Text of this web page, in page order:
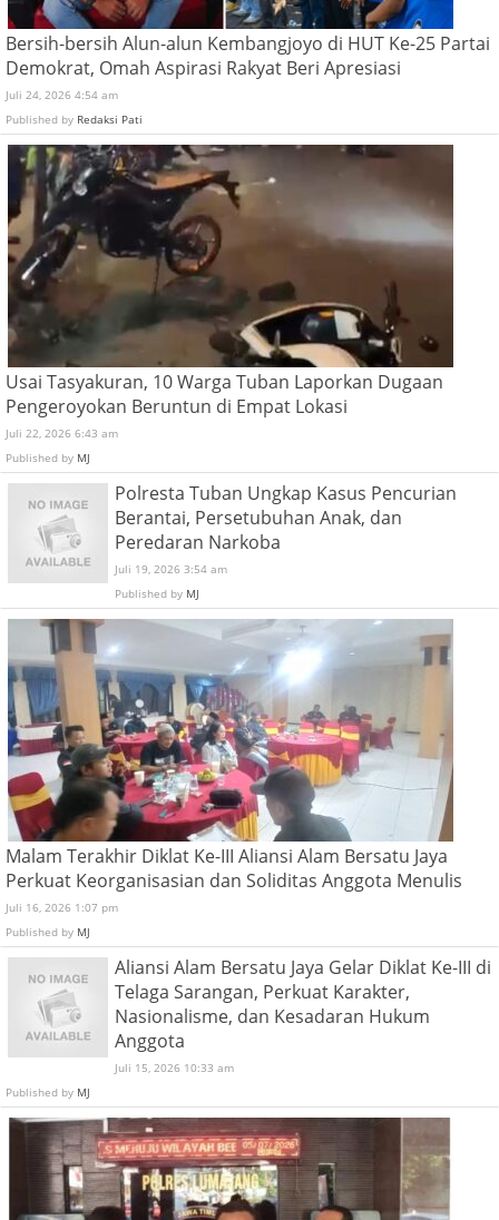
Bersih-bersih Alun-alun Kembangjoyo di HUT Ke-25 Partai
Demokrat, Omah Aspirasi Rakyat Beri Apresiasi
Juli 24, 2026 4:54 am
Published by Redaksi Pati
Usai Tasyakuran, 10 Warga Tuban Laporkan Dugaan
Pengeroyokan Beruntun di Empat Lokasi
Juli 22, 2026 6:43 am
Published by MJ
Polresta Tuban Ungkap Kasus Pencurian
Berantai, Persetubuhan Anak, dan
Peredaran Narkoba
Juli 19, 2026 3:54 am
Published by MJ
Malam Terakhir Diklat Ke-III Aliansi Alam Bersatu Jaya
Perkuat Keorganisasian dan Soliditas Anggota Menulis
Juli 16, 2026 1:07 pm
Published by MJ
Aliansi Alam Bersatu Jaya Gelar Diklat Ke-III di
Telaga Sarangan, Perkuat Karakter,
Nasionalisme, dan Kesadaran Hukum
Anggota
Juli 15, 2026 10:33 am
Published by MJ